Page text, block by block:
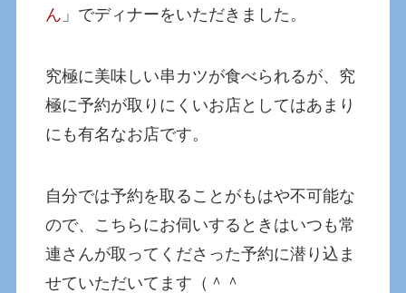
ん 」でディナーをいただきました。
究極に美味しい串カツが食べられるが、究
極に予約が取りにくいお店としてはあまり
にも有名なお店です。
自分では予約を取ることがもはや不可能な
ので、こちらにお伺いするときはいつも常
連さんが取ってくださった予約に潜り込ま
せていただいてます（＾＾